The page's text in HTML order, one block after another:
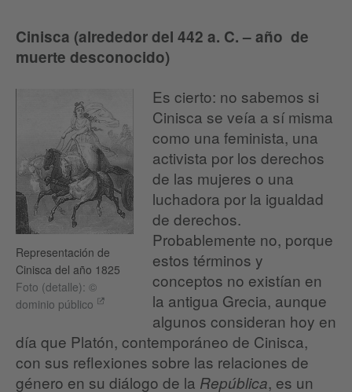
Cinisca (alrededor del 442 a. C. – año de
muerte desconocido)
Representación de
Cinisca del año 1825
Foto (detalle): ©
dominio público
Es cierto: no sabemos si
Cinisca se veía a sí misma
como una feminista, una
activista por los derechos
de las mujeres o una
luchadora por la igualdad
de derechos.
Probablemente no, porque
estos términos y
conceptos no existían en
la antigua Grecia, aunque
algunos consideran hoy en
día que Platón, contemporáneo de Cinisca,
con sus reflexiones sobre las relaciones de
género en su diálogo de la República, es un